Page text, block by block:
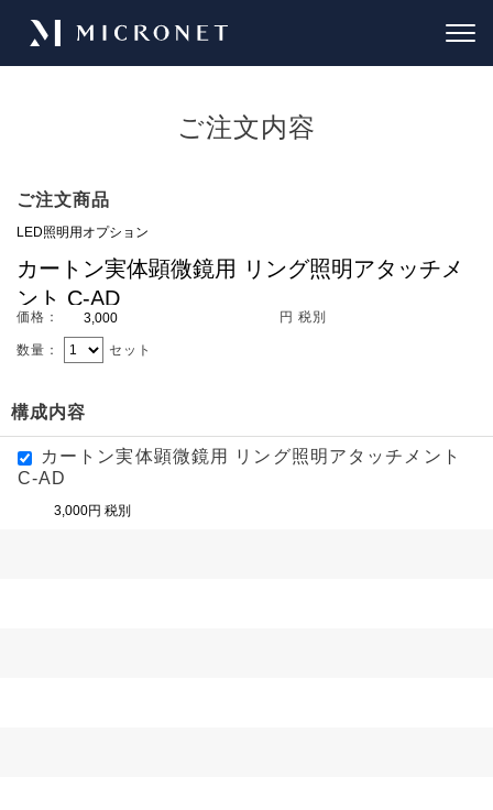
ご注文内容
ご注文商品
価格： 円 税別
数量： セット
構成内容
カートン実体顕微鏡用 リング照明アタッチメント
C-AD